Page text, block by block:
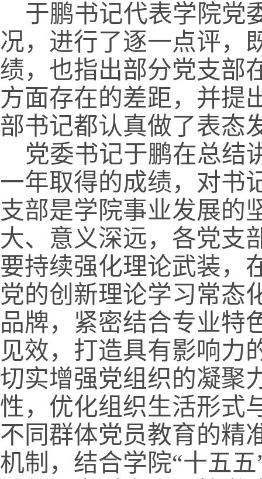
于鹏书记代表学院党
况，进行了逐一点评，
绩，也指出部分党支部
方面存在的差距，并提
部书记都认真做了表态
党委书记于鹏在总结
一年取得的成绩，对书
支部是学院事业发展的
大、意义深远，各党支
要持续强化理论武装，
党的创新理论学习常态
品牌，紧密结合专业特
见效，打造具有影响力
切实增强党组织的凝聚
性，优化组织生活形式
不同群体党员教育的精
机制，结合学院“十五